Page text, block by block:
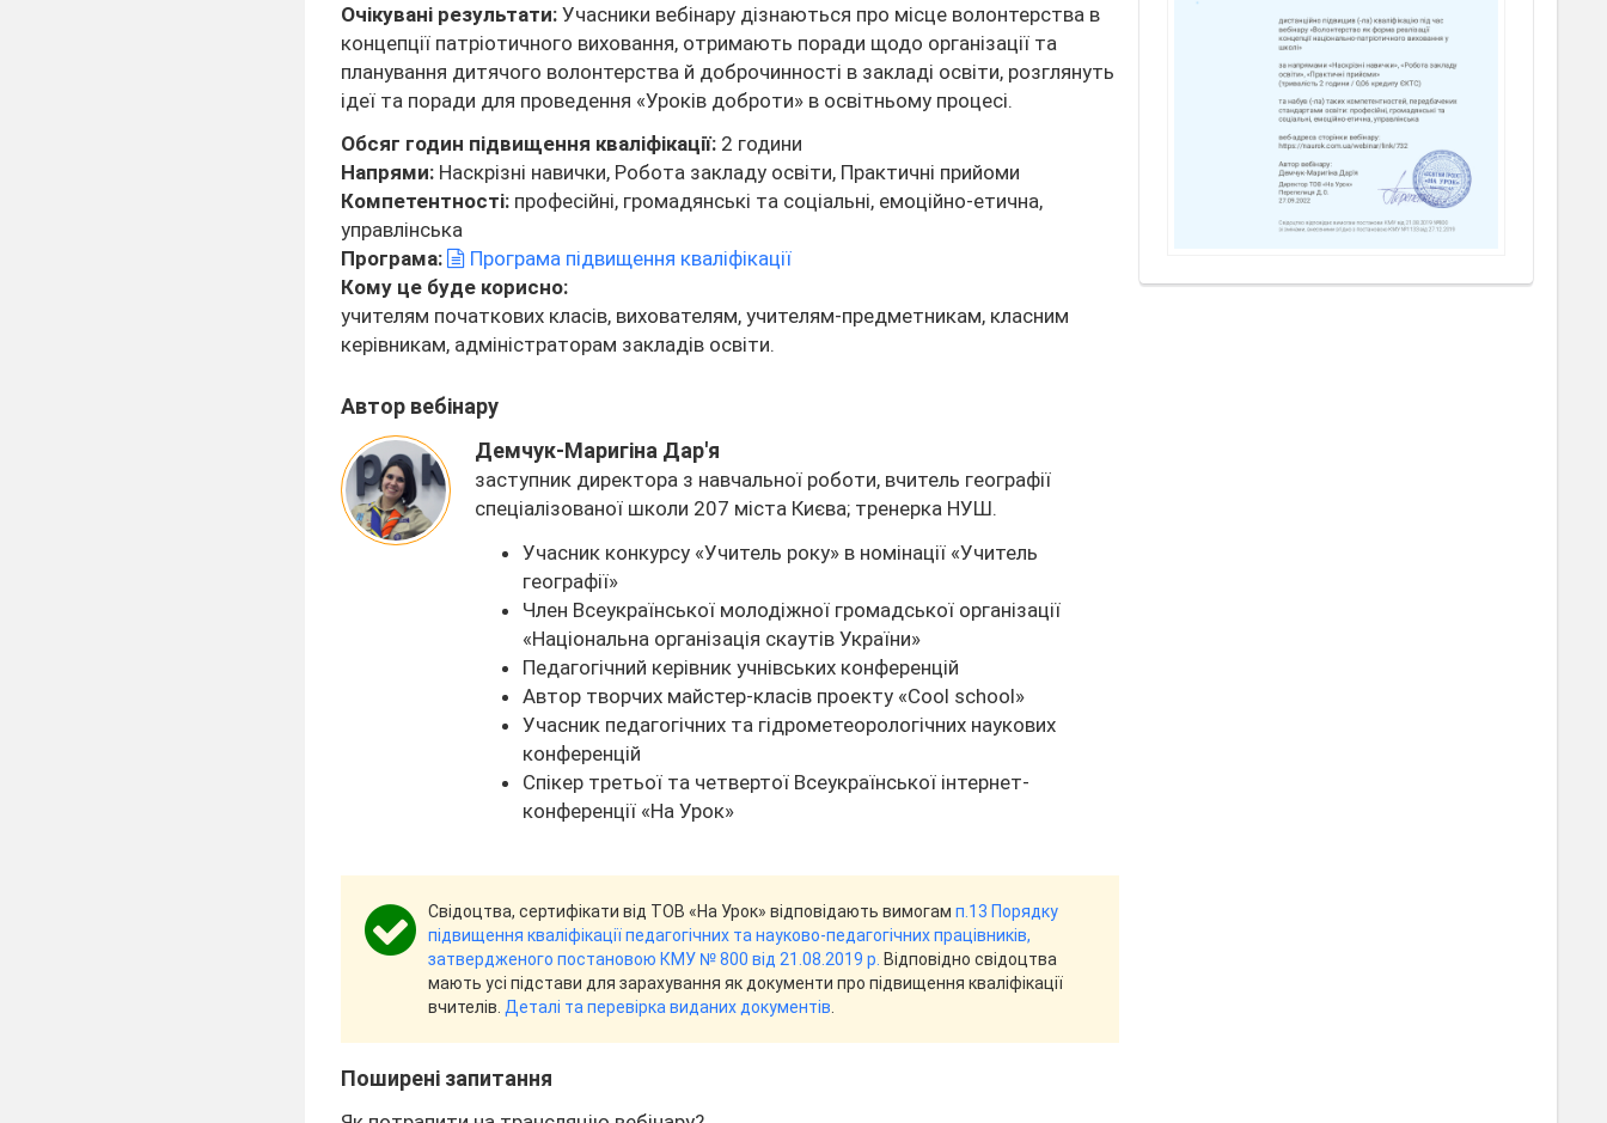
Очікувані результати: Учасники вебінару дізнаються про місце волонтерства в
концепції патріотичного виховання, отримають поради щодо організації та
планування дитячого волонтерства й доброчинності в закладі освіти, розглянуть
ідеї та поради для проведення «Уроків доброти» в освітньому процесі.
Обсяг годин підвищення кваліфікації: 2 години
Напрями: Наскрізні навички, Робота закладу освіти, Практичні прийоми
Компетентності: професійні, громадянські та соціальні, емоційно-етична,
управлінська
Програма:
Програма підвищення кваліфікації
Кому це буде корисно:
учителям початкових класів, вихователям, учителям-предметникам, класним
керівникам, адміністраторам закладів освіти.
Автор вебінару
Демчук-Маригіна Дар'я
заступник директора з навчальної роботи, вчитель географії
спеціалізованої школи 207 міста Києва; тренерка НУШ.
Учасник конкурсу «Учитель року» в номінації «Учитель
географії»
Член Всеукраїнської молодіжної громадської організації
«Національна організація скаутів України»
Педагогічний керівник учнівських конференцій
Автор творчих майстер-класів проекту «Cool school»
Учасник педагогічних та гідрометеорологічних наукових
конференцій
Спікер третьої та четвертої Всеукраїнської інтернет-
конференції «На Урок»
Свідоцтва, сертифікати від ТОВ «На Урок» відповідають вимогам п.13 Порядку
підвищення кваліфікації педагогічних та науково-педагогічних працівників,
затвердженого постановою КМУ № 800 від 21.08.2019 р. Відповідно свідоцтва
мають усі підстави для зарахування як документи про підвищення кваліфікації
вчителів. Деталі та перевірка виданих документів
Поширені запитання